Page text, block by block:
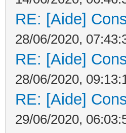
RE: [Aide]
28/06/2020,
RE: [Aide]
28/06/2020,
RE: [Aide]
29/06/2020,